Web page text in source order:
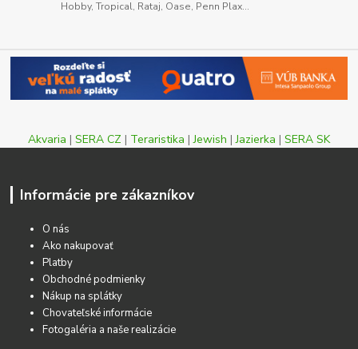
Hobby, Tropical, Rataj, Oase, Penn Plax...
Akvaria | SERA CZ | Teraristika |Jewish |Jazierka | SERA SK
Informácie pre zákazníkov
O nás
Ako nakupovať
Platby
Obchodné podmienky
Nákup na splátky
Chovateľské informácie
Fotogaléria a naše realizácie